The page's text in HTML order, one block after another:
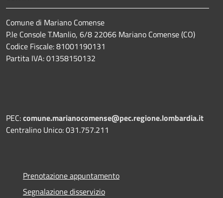
Comune di Mariano Comense
P.le Console T.Manlio, 6/8 22066 Mariano Comense (CO)
Codice Fiscale: 81001190131
Partita IVA: 01358150132
PEC:comune.marianocomense@pec.regione.lombardia.it
Centralino Unico: 031.757.211
Prenotazione appuntamento
Segnalazione disservizio